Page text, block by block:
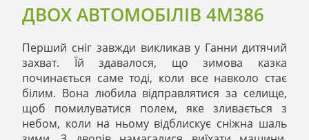
ДВОХ АВТОМОБІЛІВ 4M386
Перший сніг завжди викликав у Ганни дитячий
захват. Їй здавалося, що зимова казка
починається саме тоді, коли все навколо стає
білим. Вона любила відправлятися за селище,
щоб помилуватися полем, яке зливається з
небом, коли на ньому відблискує сніжна шаль